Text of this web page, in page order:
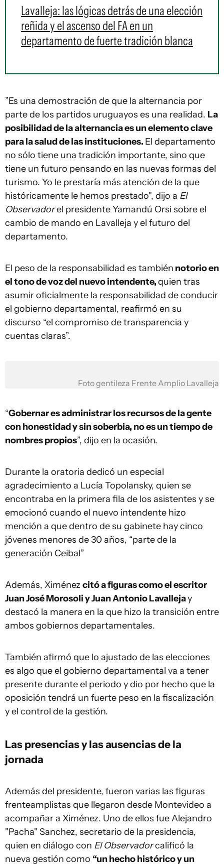
Lavalleja: las lógicas detrás de una elección
reñida y el ascenso del FA en un
departamento de fuerte tradición blanca
”Es una demostración de que la alternancia por
parte de los partidos uruguayos es una realidad. La
posibilidad de la alternancia es un elemento clave
para la salud de las instituciones. El departamento
no sólo tiene una tradición importante, sino que
tiene un futuro pensando en las nuevas formas del
turismo. Yo le prestaría más atención de la que
históricamente le hemos prestado", dijo a El
Observadorel presidente Yamandú Orsi sobre el
cambio de mando en Lavalleja y el futuro del
departamento.
El peso de la responsabilidad es también notorio en
el tono de voz del nuevo intendente,quien tras
asumir oficialmente la responsabilidad de conducir
el gobierno departamental, reafirmó en su
discurso “el compromiso de transparencia y
cuentas claras”.
Foto gentileza Frente Amplio Lavalleja
“Gobernar es administrar los recursos de la gente
con honestidad y sin soberbia, no es un tiempo de
nombres propios”, dijo en la ocasión.
Durante la oratoria dedicó un especial
agradecimiento a Lucía Topolansky, quien se
encontraba en la primera fila de los asistentes y se
emocionó cuando el nuevo intendente hizo
mención a que dentro de su gabinete hay cinco
jóvenes menores de 30 años, “parte de la
generación Ceibal”
Además, Ximénez citó a figuras como el escritor
Juan José Morosoli y Juan Antonio Lavallejay
destacó la manera en la que hizo la transición entre
ambos gobiernos departamentales.
También afirmó que lo ajustado de las elecciones
es algo que el gobierno departamental va a tener
presente durante el periodo y dio por hecho que la
oposición tendrá un fuerte peso en la fiscalización
y el control de la gestión.
Las presencias y las ausencias de la
jornada
Además del presidente, fueron varias las figuras
frenteamplistas que llegaron desde Montevideo a
acompañar a Ximénez. Uno de ellos fue Alejandro
"Pacha" Sanchez, secretario de la presidencia,
quien en diálogo con El Observadorcalificó la
nueva gestión como “un hecho histórico y un